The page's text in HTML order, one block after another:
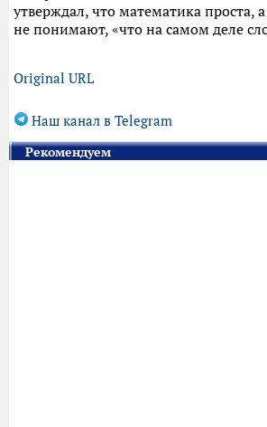
утверждал, что математика проста,
не понимают, «что на самом деле
Original URL
Наш канал в Telegram
Рекомендуем